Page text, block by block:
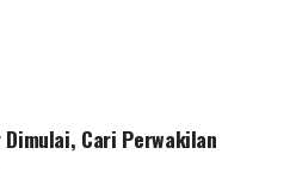
Dimulai, Cari Perwakilan